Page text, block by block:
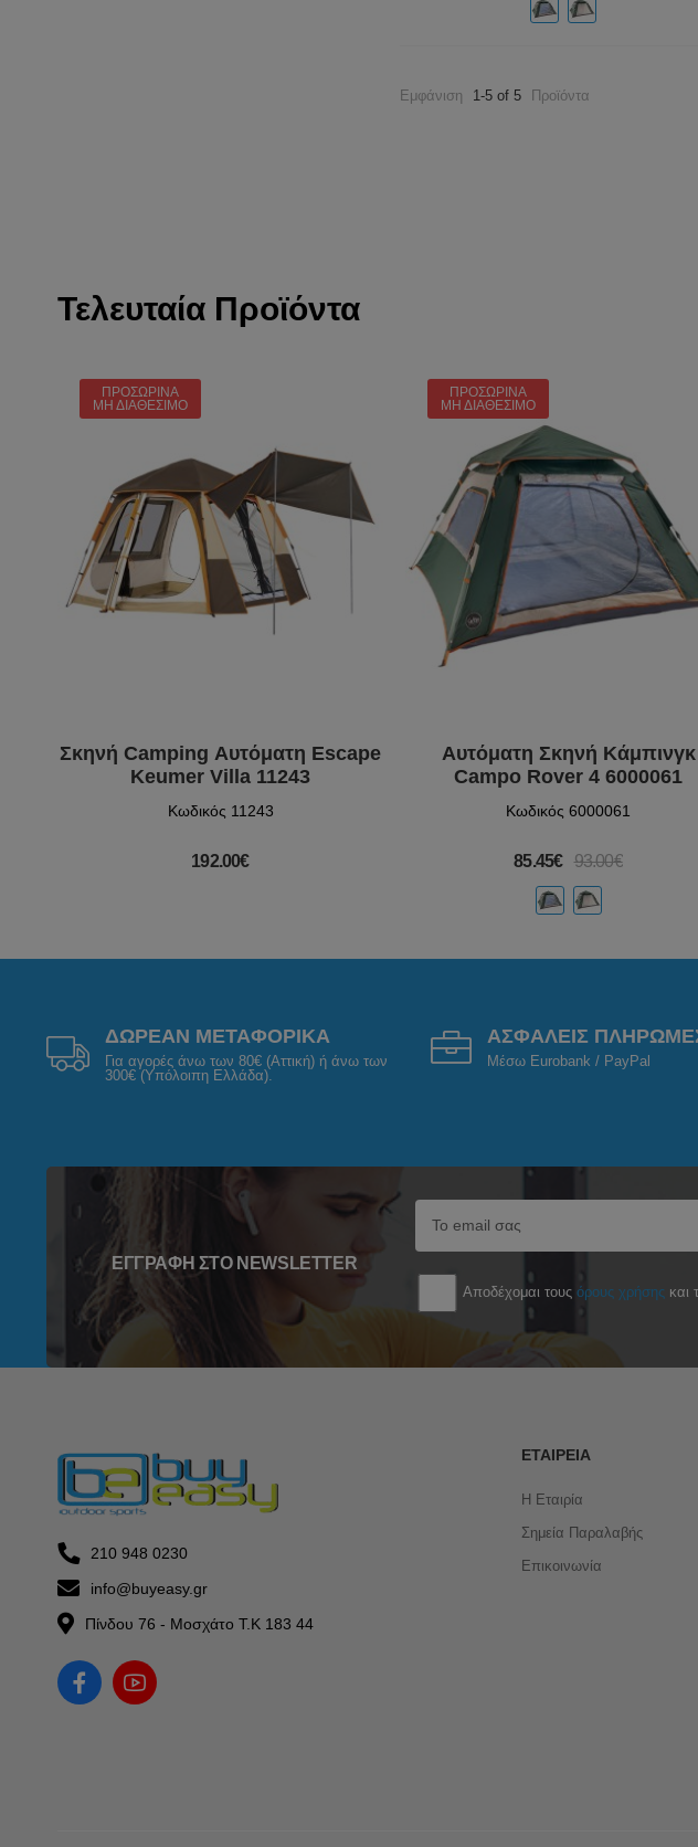
Εμφάνιση 1-5 of 5 Προϊόντα
Τελευταία Προϊόντα
ΠΡΟΣΩΡΙΝΆ
ΜΗ ΔΙΑΘΈΣΙΜΟ
Σκηνή Camping Αυτόματη Escape
Keumer Villa 11243
Κωδικός 11243
192.00€
ΠΡΟΣΩΡΙΝΆ
ΜΗ ΔΙΑΘΈΣΙΜΟ
Αυτόματη Σκηνή Κάμπινγκ
Campo Rover 4 6000061
Κωδικός 6000061
85.45€ 93.00€
ΔΩΡΕΑΝ ΜΕΤΑΦΟΡΙΚΑ
Για αγορές άνω των 80€ (Αττική) ή άνω των
300€ (Υπόλοιπη Ελλάδα).
ΑΣΦΑΛΕΙΣ
Μέσω Eurobank / PayPal
ΕΓΓΡΑΦΉ ΣΤΟ NEWSLETTER
Αποδέχομαι τουςόρους χρήσης και
210 948 0230
info@buyeasy.gr
Πίνδου 76 - Μοσχάτο Τ.Κ 183 44
ΕΤΑΙΡΕΊΑ
Η Εταιρία
Σημεία Παραλαβής
Επικοινωνία